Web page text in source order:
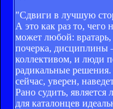
"Сдвиги в лучшую
А это как раз то,
может любой:
почерка, дисциплины
коллективом, и люди
радикальные
сейчас, уверен,
Рано судить,
для каталонцев